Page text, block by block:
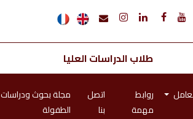
طلاب الدراسات العليا
روابط
مهمة
اتصل
بنا
مجلة بحوث ودراسات
الطفولة